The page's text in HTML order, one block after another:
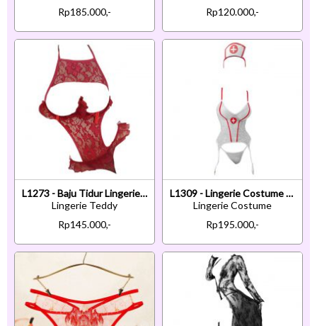
Rp185.000,-
Rp120.000,-
L1273 - Baju Tidur Lingerie Teddy Bodysuit Dress Halter Marun Transparan Bra Kawat Open Cup
Lingerie Teddy
Rp145.000,-
L1309 - Lingerie Costume Cosplay Nurse Suster Perawat Putih Transparan Bando Garter Stocking
Lingerie Costume
Rp195.000,-